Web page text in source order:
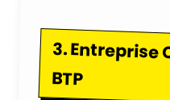
3.Entreprise
BTP